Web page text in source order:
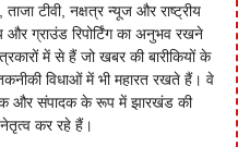
टीवी, नक्षत्र न्यूज और राष्ट्रीय
ग्राउंड रिपोर्टिंग का अनुभव रखने
में से हैं जो खबर की बारीकियों के
विधाओं में भी महारत रखते हैं। वे
और संपादक के रूप में झारखंड की
कर रहे हैं।